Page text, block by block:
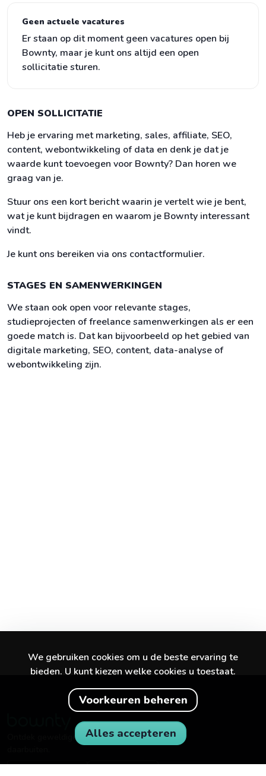
We gebruiken cookies om u de beste ervaring te
bieden. U kunt kiezen welke cookies u toestaat.
Voorkeuren beheren
Alles accepteren
Geen actuele vacatures
Er staan op dit moment geen vacatures open bij
Bownty, maar je kunt ons altijd een open
sollicitatie sturen.
OPEN SOLLICITATIE
Heb je ervaring met marketing, sales, affiliate, SEO,
content, webontwikkeling of data en denk je dat je
waarde kunt toevoegen voor Bownty? Dan horen we
graag van je.
Stuur ons een kort bericht waarin je vertelt wie je bent,
wat je kunt bijdragen en waarom je Bownty interessant
vindt.
Je kunt ons bereiken via ons contactformulier.
STAGES EN SAMENWERKINGEN
We staan ook open voor relevante stages,
studieprojecten of freelance samenwerkingen als er een
goede match is. Dat kan bijvoorbeeld op het gebied van
digitale marketing, SEO, content, data-analyse of
webontwikkeling zijn.
Ontdek geweldige ervaringen in je stad en